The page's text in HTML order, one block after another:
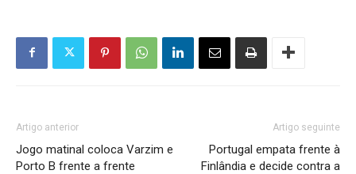
Artigo anterior
Jogo matinal coloca Varzim e
Porto B frente a frente
Artigo seguinte
Portugal empata frente à
Finlândia e decide contra a